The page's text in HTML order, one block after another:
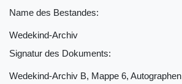
Name des Bestandes:
Wedekind-Archiv
Signatur des Dokuments:
Wedekind-Archiv B, Mappe 6, Autographen